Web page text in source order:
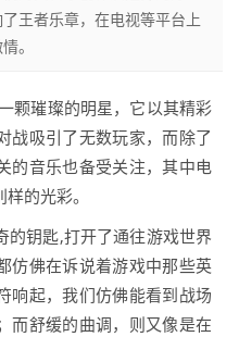
王者乐章，在电视等平台上
。
颗璀璨的明星，它以其精彩
战吸引了无数玩家，而除了
的音乐也备受关注，其中电
的光彩。
的钥匙,打开了通往游戏世界
仿佛在诉说着游戏中那些英
响起，我们仿佛能看到战场
而舒缓的曲调，则又像是在